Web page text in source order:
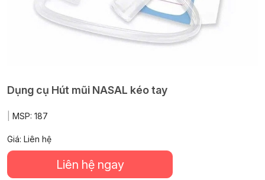
Dụng cụ Hút mũi NASAL kéo tay
MSP: 187
Giá: Liên hệ
Liên hệ ngay